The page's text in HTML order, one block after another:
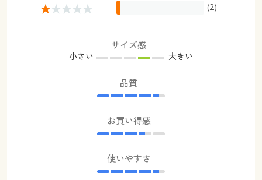
(2)
サイズ感
小さい 大きい
品質
お買い得感
使いやすさ